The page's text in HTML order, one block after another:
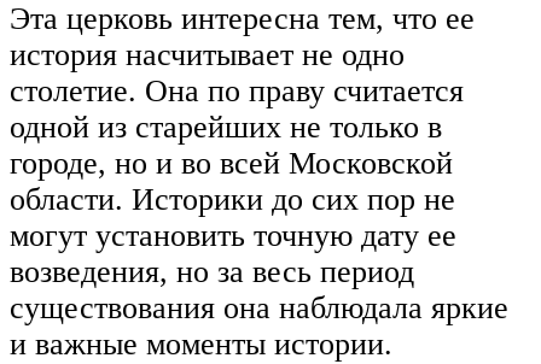
Эта церковь интересна тем, что ее
история насчитывает не одно
столетие. Она по праву считается
одной из старейших не только в
городе, но и во всей Московской
области. Историки до сих пор не
могут установить точную дату ее
возведения, но за весь период
существования она наблюдала яркие
и важные моменты истории.